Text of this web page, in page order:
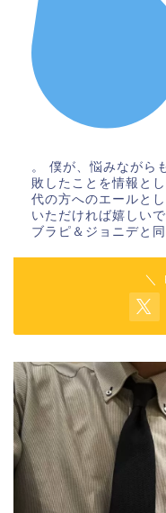
。 僕が、悩みながら
敗したことを情報と
代の方へのエールと
いただければ嬉しい
ブラピ＆ジョニデと
＼